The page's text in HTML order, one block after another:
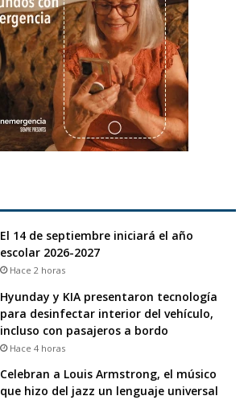
El 14 de septiembre iniciará el año
escolar 2026-2027
Hace 2 horas
Hyunday y KIA presentaron tecnología
para desinfectar interior del vehículo,
incluso con pasajeros a bordo
Hace 4 horas
Celebran a Louis Armstrong, el músico
que hizo del jazz un lenguaje universal